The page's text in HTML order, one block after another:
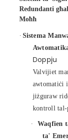
Redundanti
Moħħ
· Sistema
Doppju
Valvijiet
awtomatiċi
jiżguraw
kontroll tal-
· Waqfien
ta'